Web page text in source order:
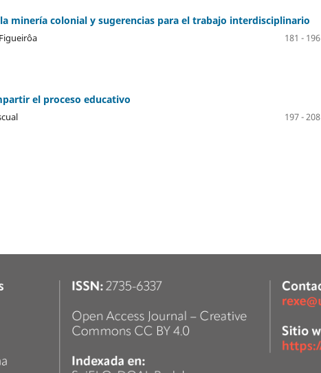
minería colonial y sugerencias para el trabajo interdisciplinario
181 - 196
el proceso educativo
197 - 208